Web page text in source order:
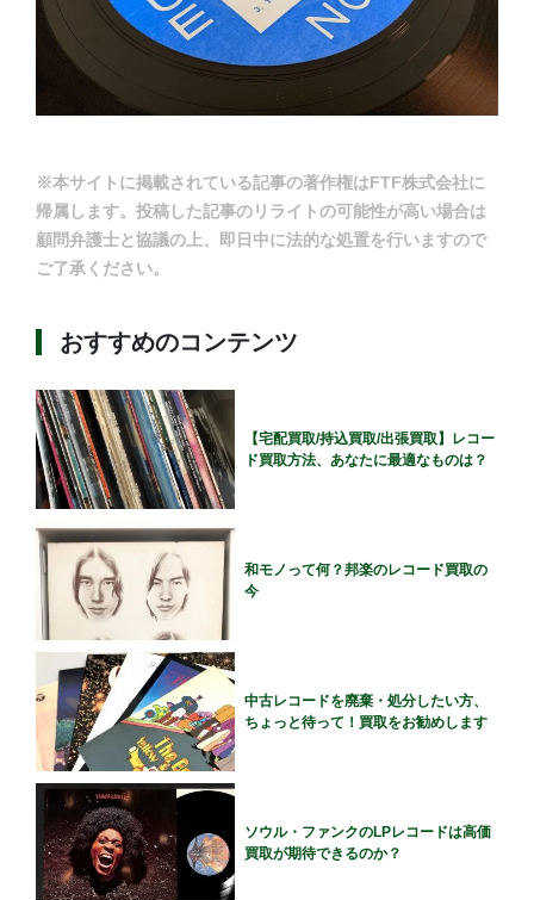
※本サイトに掲載されている記事の著作権はFTF株式会社に
帰属します。投稿した記事のリライトの可能性が高い場合は
顧問弁護士と協議の上、即日中に法的な処置を行いますので
ご了承ください。
おすすめのコンテンツ
【宅配買取/持込買取/出張買取】レコー
ド買取方法、あなたに最適なものは？
和モノって何？邦楽のレコード買取の
今
中古レコードを廃棄・処分したい方、
ちょっと待って！買取をお勧めします
ソウル・ファンクのLPレコードは高価
買取が期待できるのか？